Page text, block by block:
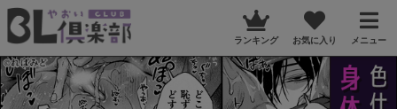
ランキング お気に入り メニュー